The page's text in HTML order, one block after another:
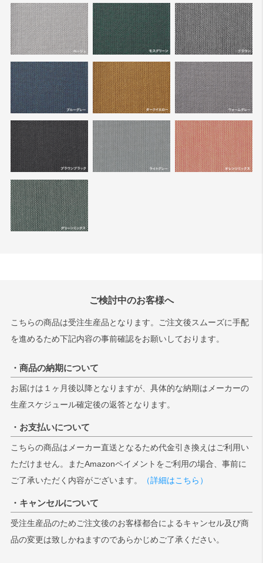
ご検討中のお客様へ
こちらの商品は受注生産品となります。ご注文後スムーズに手配
を進めるため下記内容の事前確認をお願いしております。
・商品の納期について
お届けは１ヶ月後以降となりますが、具体的な納期はメーカーの
生産スケジュール確定後の返答となります。
・お支払いについて
こちらの商品はメーカー直送となるため代金引き換えはご利用い
ただけません。またAmazonペイメントをご利用の場合、事前に
ご了承いただく内容がございます。
（詳細はこちら）
・キャンセルについて
受注生産品のためご注文後のお客様都合によるキャンセル及び商
品の変更は致しかねますのであらかじめご了承ください。